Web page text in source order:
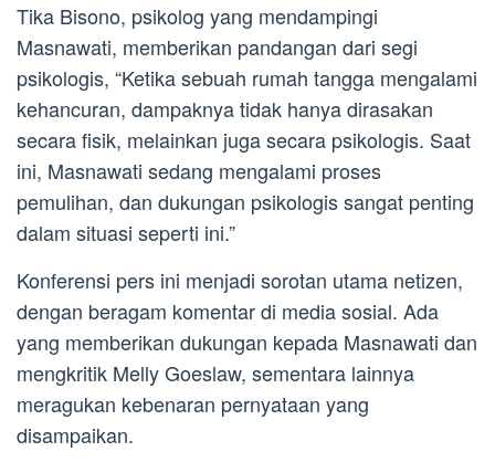
Tika Bisono, psikolog yang mendampingi
Masnawati, memberikan pandangan dari segi
psikologis, “Ketika sebuah rumah tangga mengalami
kehancuran, dampaknya tidak hanya dirasakan
secara fisik, melainkan juga secara psikologis. Saat
ini, Masnawati sedang mengalami proses
pemulihan, dan dukungan psikologis sangat penting
dalam situasi seperti ini.”
Konferensi pers ini menjadi sorotan utama netizen,
dengan beragam komentar di media sosial. Ada
yang memberikan dukungan kepada Masnawati dan
mengkritik Melly Goeslaw, sementara lainnya
meragukan kebenaran pernyataan yang
disampaikan.